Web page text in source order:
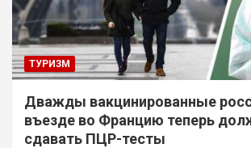
ТУРИЗМ
Дважды вакцинированные
въезде во Францию теперь
сдавать ПЦР-тесты